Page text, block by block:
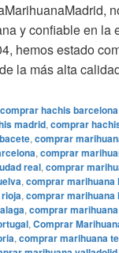
y confiable en la
hemos estado
la más alta
comprar hachis barcelona
madrid, comprar
, comprar
, comprar
real, comprar
, comprar marihuana
, comprar marihuana
, comprar
, Comprar
, comprar marihuana